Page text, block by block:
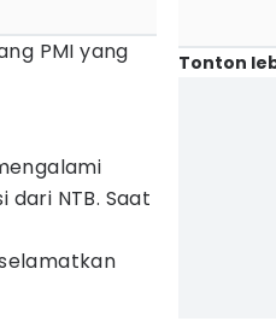
PMI yang
NTB. Saat
Tonton